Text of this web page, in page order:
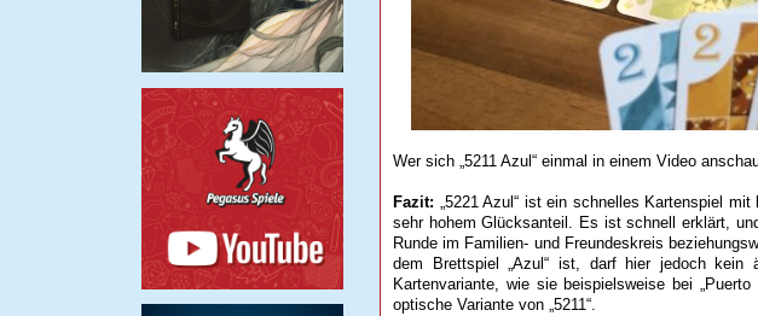
Wer sich „5211 Azul“ einmal in einem Video
Fazit: „5221 Azul“ ist ein schnelles Kartenspiel
sehr hohem Glücksanteil. Es ist schnell erklärt,
Runde im Familien- und Freundeskreis
dem Brettspiel „Azul“ ist, darf hier jedoch
Kartenvariante, wie sie beispielsweise bei
optische Variante von „5211“.